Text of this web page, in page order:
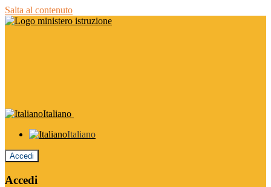
Salta al contenuto
Italiano
Italiano
Accedi
Accedi